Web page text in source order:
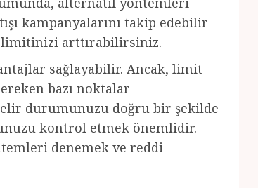
kampanyalarını takip edebilir
limitinizi arttırabilirsiniz.
sağlayabilir. Ancak, limit
bazı noktalar
durumunuzu doğru bir şekilde
kontrol etmek önemlidir.
denemek ve reddi